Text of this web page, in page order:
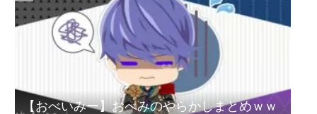
【おべいみー】おべみのやらかしまとめｗｗ